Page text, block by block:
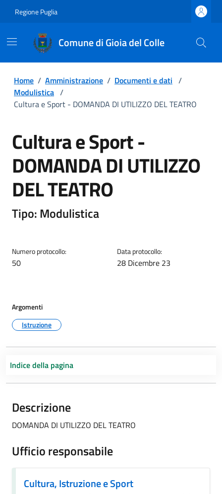
Regione Puglia
Comune di Gioia del Colle
Home / Amministrazione / Documenti e dati /
Modulistica /
Cultura e Sport - DOMANDA DI UTILIZZO DEL TEATRO
Cultura e Sport -
DOMANDA DI UTILIZZO
DEL TEATRO
Tipo: Modulistica
Numero protocollo:
50
Data protocollo:
28 Dicembre 23
Argomenti
Istruzione
Indice della pagina
Descrizione
DOMANDA DI UTILIZZO DEL TEATRO
Ufficio responsabile
Cultura, Istruzione e Sport